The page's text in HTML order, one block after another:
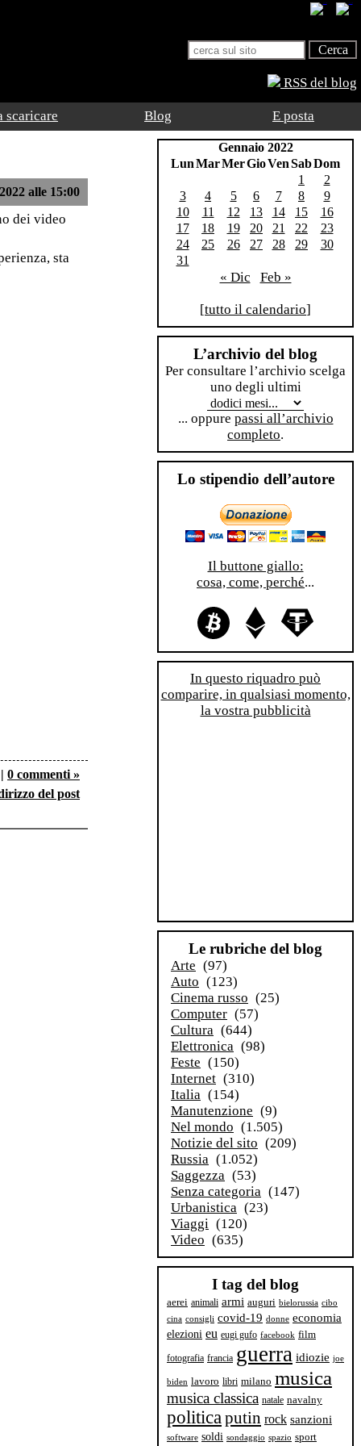
RSS del blog
scaricare Blog E posta
alle 15:00
dei video
sta
| 0 commenti »
del post
Gennaio 2022
LunMarMerGioVenSabDom
1
2
3
4 5 6 7 8
9
10
11 12 13 14 15
16
17
18 19 20 21 22
23
24
25 26 27 28 29
30
31
« Dic Feb »
[tutto il calendario]
L’archivio del blog
Per consultare l’archivio scelga
uno degli ultimi
... oppure passi all’archivio
completo.
Lo stipendio dell’autore
Il buttone giallo:
cosa, come, perché...
In questo riquadro può
comparire, in qualsiasi momento,
la vostra pubblicità
Le rubriche del blog
Arte (97)
Auto (123)
Cinema russo (25)
Computer (57)
Cultura (644)
Elettronica (98)
Feste (150)
Internet (310)
Italia (154)
Manutenzione (9)
Nel mondo (1.505)
Notizie del sito (209)
Russia (1.052)
Saggezza (53)
Senza categoria (147)
Urbanistica (23)
Viaggi (120)
Video (635)
I tag del blog
aerei animali armi auguri bielorussia cibo
cina consigli covid-19 donne economia
elezioni eu eugi gufo facebook film
fotografia francia guerra idiozie joe
biden lavoro libri milano musica
musica classica natale navalny
politicaputin rock sanzioni
software soldi sondaggio spazio sport